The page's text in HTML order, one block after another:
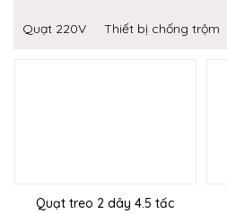
Quạt 220V Thiết bị chống trộm
Quạt treo 2 dây 4.5 tấc